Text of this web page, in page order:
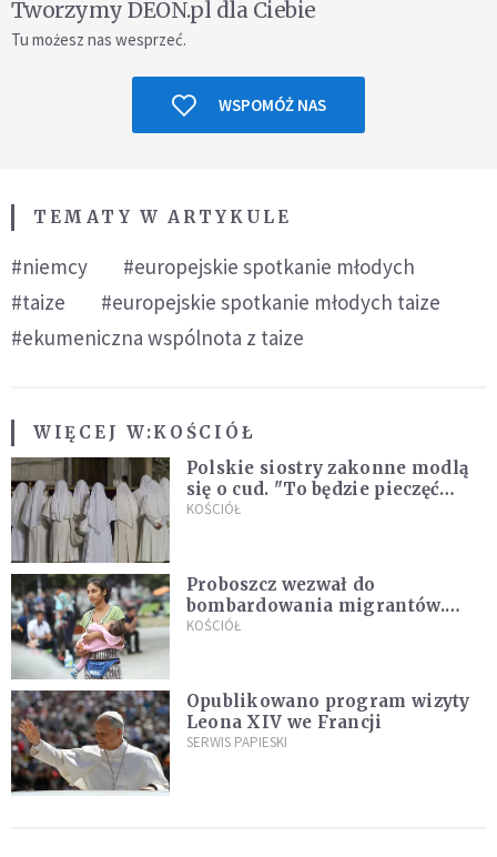
Tworzymy DEON.pl dla Ciebie
Tu możesz nas wesprzeć.
WSPOMÓŻ NAS
TEMATY W ARTYKULE
#niemcy
#europejskie spotkanie młodych
#taize
#europejskie spotkanie młodych taize
#ekumeniczna wspólnota z taize
WIĘCEJ W:KOŚCIÓŁ
Polskie siostry zakonne modlą
się o cud. "To będzie pieczęć
Pana Boga dla naszej wiary"
KOŚCIÓŁ
Proboszcz wezwał do
bombardowania migrantów.
"Masowy ogień przeciwko
KOŚCIÓŁ
Opublikowano program wizyty
Leona XIV we Francji
SERWIS PAPIESKI